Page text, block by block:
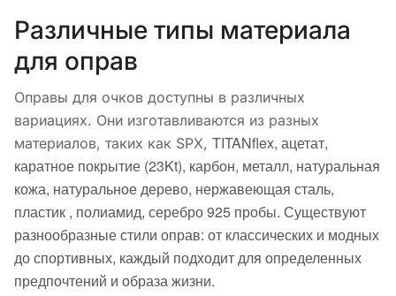
Различные типы материала
для оправ
Оправы для очков доступны в различных
вариациях. Они изготавливаются из разных
материалов, таких как SPX, TITANflex, ацетат,
каратное покрытие (23Kt), карбон, металл, натуральная
кожа, натуральное дерево, нержавеющая сталь,
пластик , полиамид, серебро 925 пробы. Существуют
разнообразные стили оправ: от классических и модных
до спортивных, каждый подходит для определенных
предпочтений и образа жизни.